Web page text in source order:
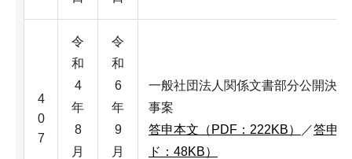
4
0
7
令
和
4
年
8
月
令
和
6
年
9
月
一般社団法人関係文書部分公開決
事案
答申本文（PDF：222KB）
／答申
ド：48KB）